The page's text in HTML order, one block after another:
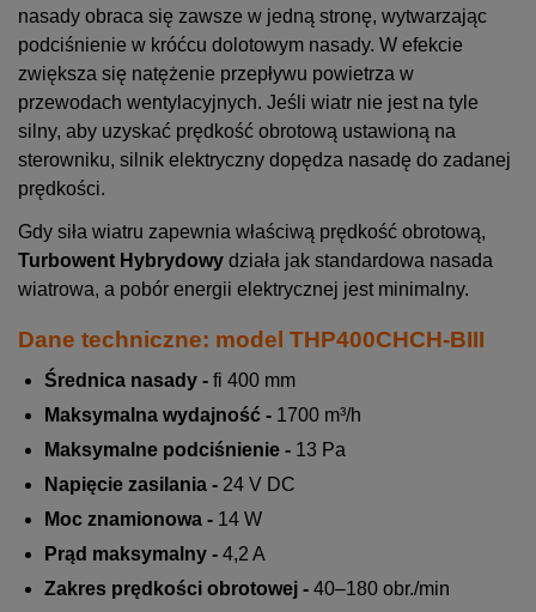
nasady obraca się zawsze w jedną stronę, wytwarzając
podciśnienie w króćcu dolotowym nasady. W efekcie
zwiększa się natężenie przepływu powietrza w
przewodach wentylacyjnych. Jeśli wiatr nie jest na tyle
silny, aby uzyskać prędkość obrotową ustawioną na
sterowniku, silnik elektryczny dopędza nasadę do zadanej
prędkości.
Gdy siła wiatru zapewnia właściwą prędkość obrotową,
Turbowent Hybrydowy działa jak standardowa nasada
wiatrowa, a pobór energii elektrycznej jest minimalny.
Dane techniczne: model THP400CHCH-BIII
Średnica nasady - fi 400 mm
Maksymalna wydajność - 1700 m³/h
Maksymalne podciśnienie - 13 Pa
Napięcie zasilania - 24 V DC
Moc znamionowa - 14 W
Prąd maksymalny - 4,2 A
Zakres prędkości obrotowej - 40–180 obr./min